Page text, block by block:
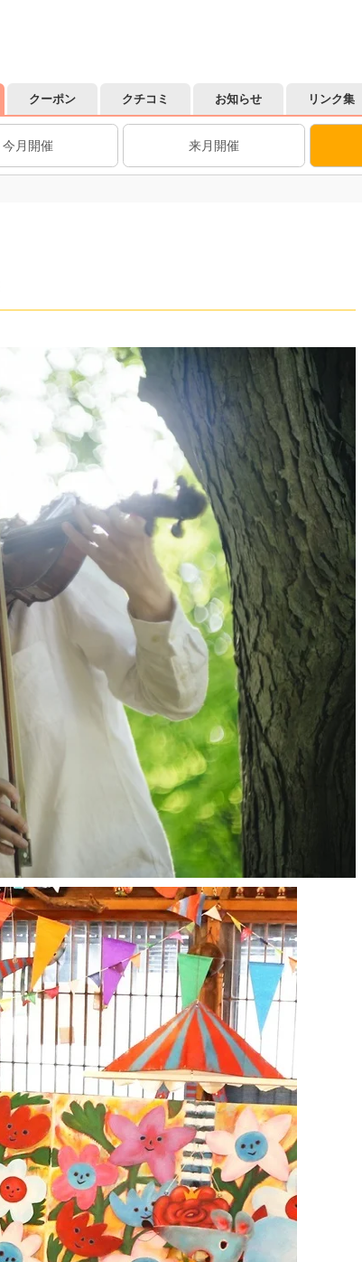
クーポン クチコミ お知らせ リンク集
今月開催 来月開催